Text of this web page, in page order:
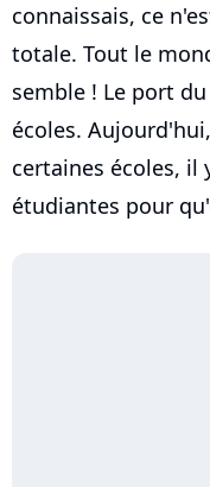
connaissais, ce
totale. Tout le
semble ! Le port
écoles.
certaines écoles, il
étudiantes pour